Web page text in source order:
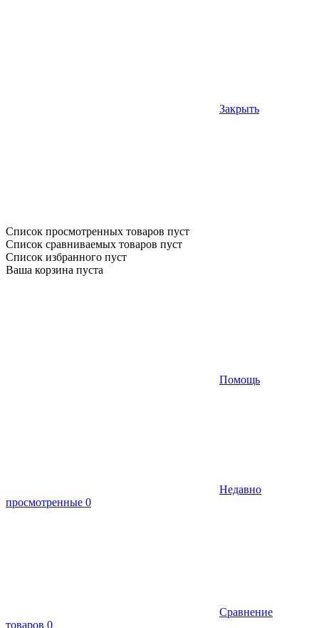
Закрыть
Список просмотренных товаров пуст
Список сравниваемых товаров пуст
Список избранного пуст
Ваша корзина пуста
Помощь
Недавно
просмотренные 0
Сравнение
товаров 0